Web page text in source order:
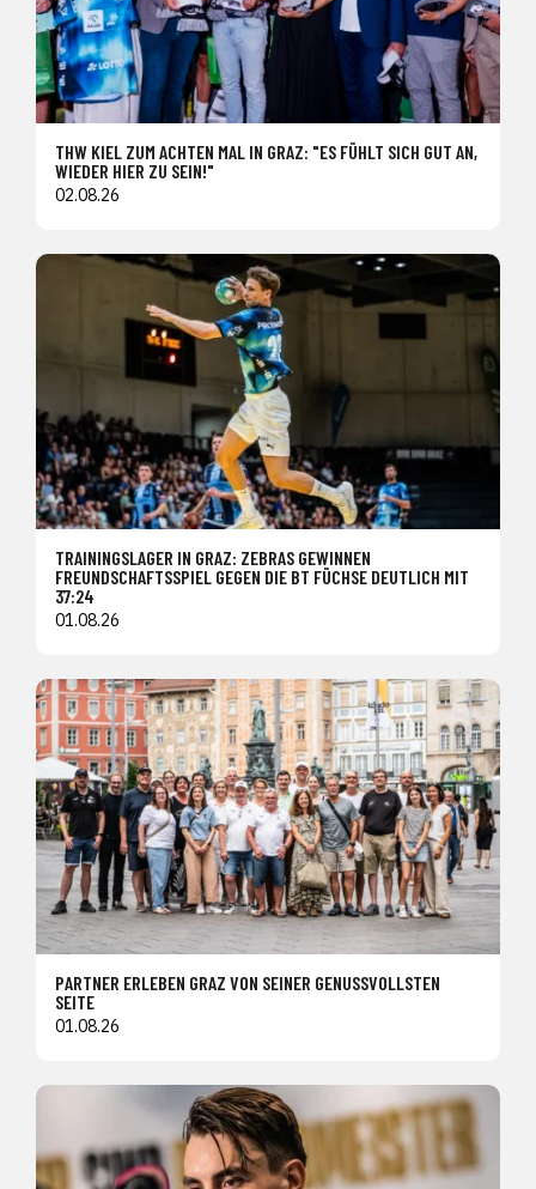
THW KIEL ZUM ACHTEN MAL IN GRAZ: "ES FÜHLT SICH GUT AN,
WIEDER HIER ZU SEIN!"
02.08.26
TRAININGSLAGER IN GRAZ: ZEBRAS GEWINNEN
FREUNDSCHAFTSSPIEL GEGEN DIE BT FÜCHSE DEUTLICH MIT
37:24
01.08.26
PARTNER ERLEBEN GRAZ VON SEINER GENUSSVOLLSTEN
SEITE
01.08.26